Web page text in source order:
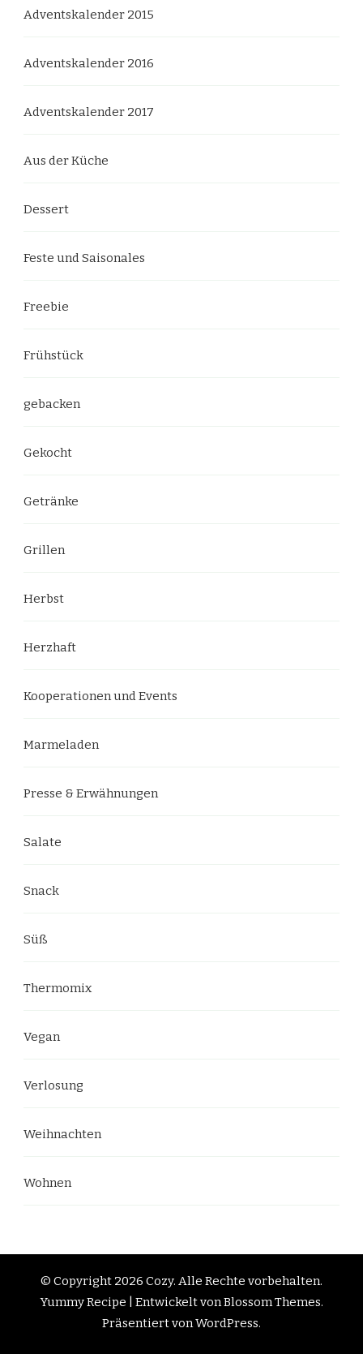
Adventskalender 2015
Adventskalender 2016
Adventskalender 2017
Aus der Küche
Dessert
Feste und Saisonales
Freebie
Frühstück
gebacken
Gekocht
Getränke
Grillen
Herbst
Herzhaft
Kooperationen und Events
Marmeladen
Presse & Erwähnungen
Salate
Snack
Süß
Thermomix
Vegan
Verlosung
Weihnachten
Wohnen
© Copyright 2026 Cozy. Alle Rechte vorbehalten.
Yummy Recipe | Entwickelt von Blossom Themes.
Präsentiert von WordPress.